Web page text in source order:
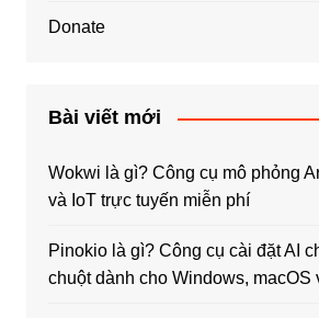
Donate
Bài viết mới
Wokwi là gì? Công cụ mô phỏng
và IoT trực tuyến miễn phí
Pinokio là gì? Công cụ cài đặt AI
chuột dành cho Windows, macOS